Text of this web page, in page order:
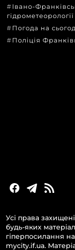
Івано-
гідрометеорології
Погода на
Поліція
Усі права
будь-яких
гіперпосилання
mycity.if.ua.